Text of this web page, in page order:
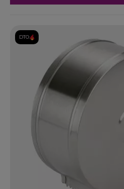
DTO.